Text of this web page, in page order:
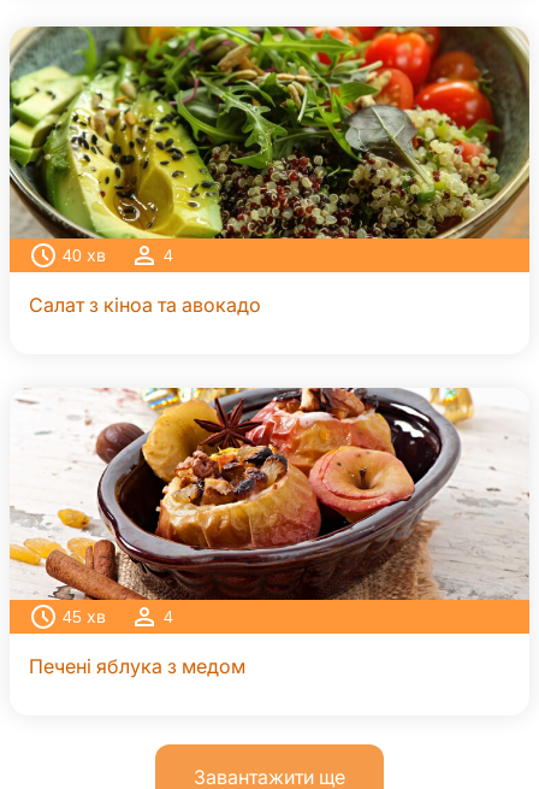
40 хв 4
Салат з кіноа та авокадо
45 хв 4
Печені яблука з медом
Завантажити ще